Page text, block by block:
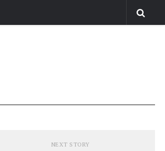
NEXT STORY